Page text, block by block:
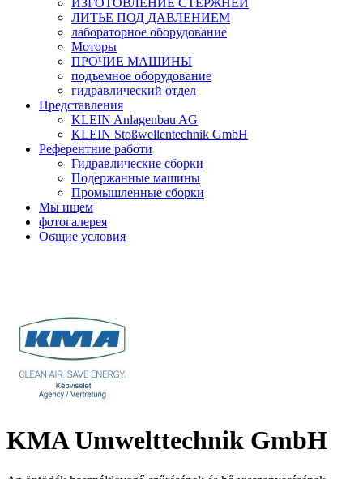
ИЗГОТОВЛЕНИЕ СТЕРЖНЕЙ
ЛИТЬЕ ПОД ДАВЛЕНИЕМ
лабораторное оборудование
Моторы
ПРОЧИЕ МАШИНЫ
подъемное оборудование
гидравлический отдел
Представления
KLEIN Anlagenbau AG
KLEIN Stoßwellentechnik GmbH
Референтние работи
Гидравлические сборки
Подержанные машины
Промышленные сборки
Мы ищем
фотогалерея
Oϭщие условия
KMA Umwelttechnik GmbH